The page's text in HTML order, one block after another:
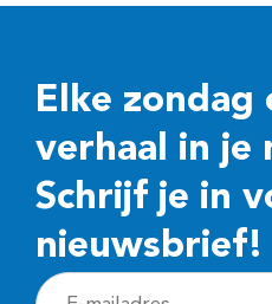
Elke zondag
verhaal in je
Schrijf je in
nieuwsbrief!
E